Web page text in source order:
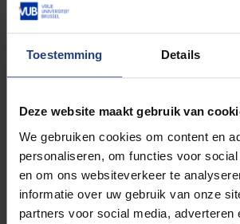
Toestemming Details
Deze website maakt gebruik van
We gebruiken cookies om content en
personaliseren, om functies voor
en om ons websiteverkeer te
informatie over uw gebruik van onze
partners voor social media, adverteren
BIO
Pierre Gurdjian is in Wilrijk
heeft school gelopen in het
daarna als student
Universiteit Brussel (Solvay
Hij behaalde een MBA aan
werkte van 1988 tot 2015 bij
ook les aan de Solvay Business